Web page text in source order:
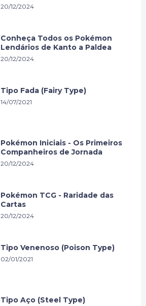
20/12/2024
Conheça Todos os Pokémon
Lendários de Kanto a Paldea
20/12/2024
Tipo Fada (Fairy Type)
14/07/2021
Pokémon Iniciais - Os Primeiros
Companheiros de Jornada
20/12/2024
Pokémon TCG - Raridade das
Cartas
20/12/2024
Tipo Venenoso (Poison Type)
02/01/2021
Tipo Aço (Steel Type)